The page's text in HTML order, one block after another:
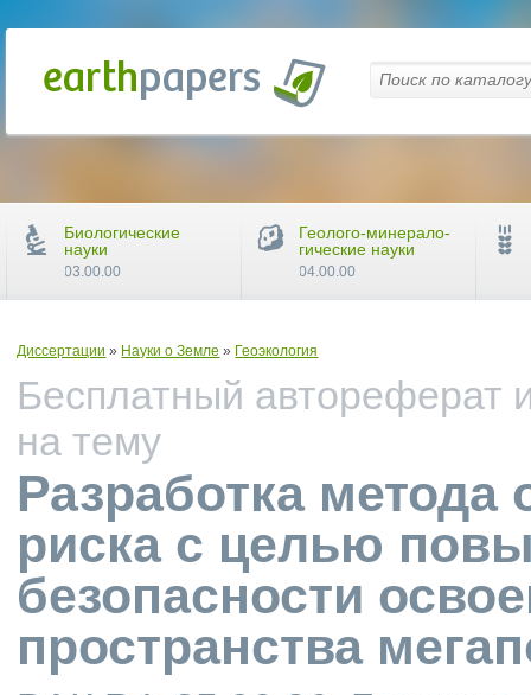
Диссертации » Науки о Земле » Геоэкология
Бесплатный автореферат
на тему
Разработка метода
риска с целью
безопасности
пространства
Биологические
науки
03.00.00
Геолого-минерало-
гические науки
04.00.00